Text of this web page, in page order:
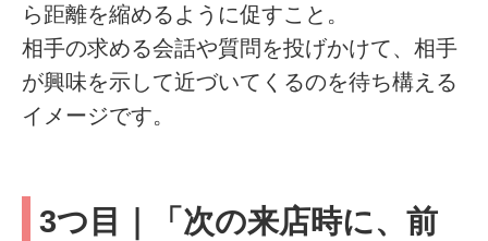
ら距離を縮めるように促すこと。
相手の求める会話や質問を投げかけて、相手
が興味を示して近づいてくるのを待ち構える
イメージです。
3つ目｜「次の来店時に、前